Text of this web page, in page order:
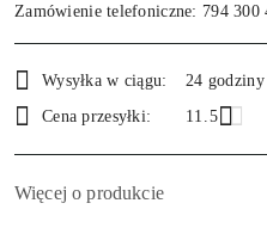
Zamówienie telefoniczne: 794 300
i
dostawa
Wysyłka w ciągu:
24 godziny
Cena przesyłki:
11.5
Więcej o produkcie